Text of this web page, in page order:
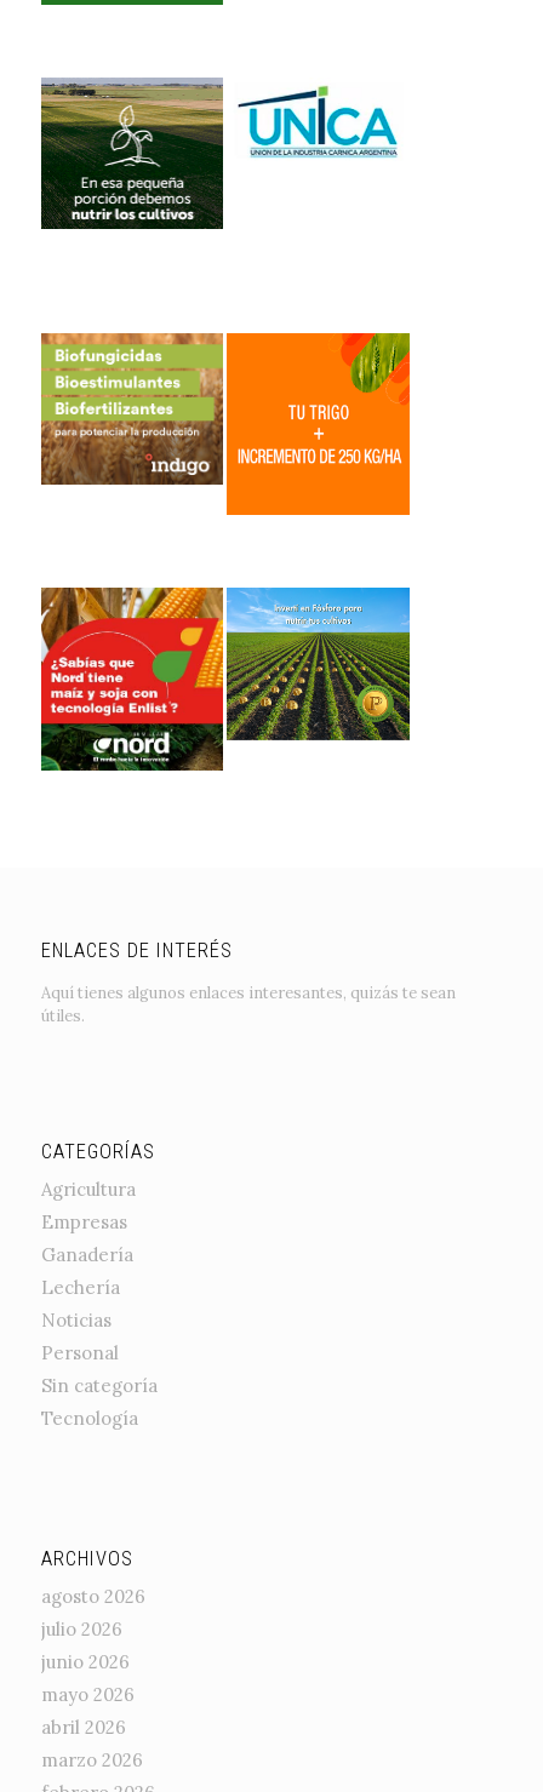
ENLACES DE INTERÉS
Aquí tienes algunos enlaces interesantes, quizás te sean
útiles.
CATEGORÍAS
Agricultura
Empresas
Ganadería
Lechería
Noticias
Personal
Sin categoría
Tecnología
ARCHIVOS
agosto 2026
julio 2026
junio 2026
mayo 2026
abril 2026
marzo 2026